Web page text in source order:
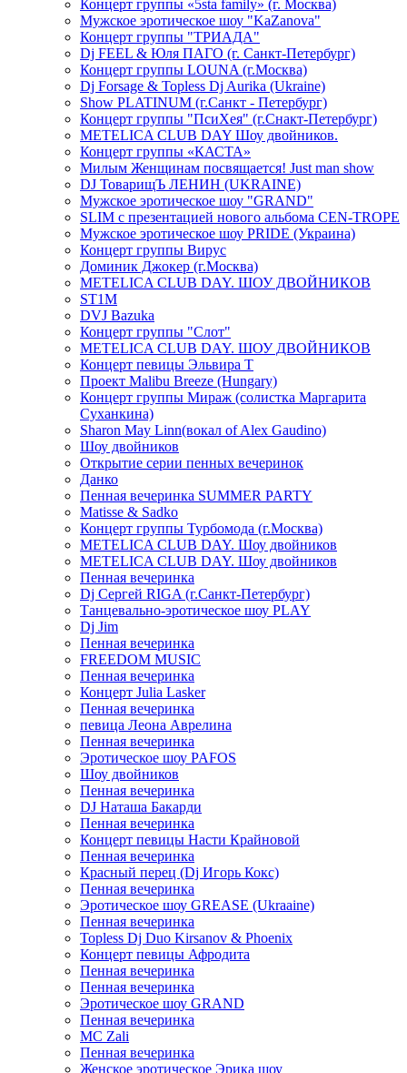
Концерт группы «5sta family» (г. Москва)
Мужское эротическое шоу "KaZanova"
Концерт группы "ТРИАДА"
Dj FEEL & Юля ПАГО (г. Санкт-Петербург)
Концерт группы LOUNA (г.Москва)
Dj Forsage & Topless Dj Aurika (Ukraine)
Show PLATINUM (г.Санкт - Петербург)
Концерт группы "ПсиХея" (г.Снакт-Петербург)
METELICA CLUB DAY Шоу двойников.
Концерт группы «КАСТА»
Милым Женщинам посвящается! Just man show
DJ ТоварищЪ ЛЕНИН (UKRAINE)
Мужское эротическое шоу "GRAND"
SLIM с презентацией нового альбома CEN-TROPE
Мужское эротическое шоу PRIDE (Украина)
Концерт группы Вирус
Доминик Джокер (г.Москва)
METELICA CLUB DAY. ШОУ ДВОЙНИКОВ
ST1M
DVJ Bazuka
Концерт группы "Слот"
METELICA CLUB DAY. ШОУ ДВОЙНИКОВ
Концерт певицы Эльвира Т
Проект Malibu Breeze (Hungary)
Концерт группы Мираж (солистка Маргарита
Суханкина)
Sharon May Linn(вокал of Alex Gaudino)
Шоу двойников
Открытие серии пенных вечеринок
Данко
Пенная вечеринка SUMMER PARTY
Matisse & Sadko
Концерт группы Турбомода (г.Москва)
METELICA CLUB DAY. Шоу двойников
METELICA CLUB DAY. Шоу двойников
Пенная вечеринка
Dj Сергей RIGA (г.Санкт-Петербург)
Танцевально-эротическое шоу PLAY
Dj Jim
Пенная вечеринка
FREEDOM MUSIC
Пенная вечеринка
Концерт Julia Lasker
Пенная вечеринка
певица Леона Аврелина
Пенная вечеринка
Эротическое шоу PAFOS
Шоу двойников
Пенная вечеринка
DJ Наташа Бакарди
Пенная вечеринка
Концерт певицы Насти Крайновой
Пенная вечеринка
Красный перец (Dj Игорь Кокс)
Пенная вечеринка
Эротическое шоу GREASE (Ukraaine)
Пенная вечеринка
Topless Dj Duo Kirsanov & Phoenix
Концерт певицы Афродита
Пенная вечеринка
Пенная вечеринка
Эротическое шоу GRAND
Пенная вечеринка
MC Zali
Пенная вечеринка
Женское эротическое Эрика шоу